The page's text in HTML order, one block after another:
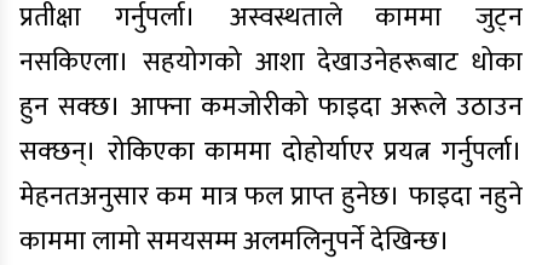
प्रतीक्षा गर्नुपर्ला। अस्वस्थताले काममा जुट्न
नसकिएला। सहयोगको आशा देखाउनेहरूबाट धोका
हुन सक्छ। आफ्ना कमजोरीको फाइदा अरूले उठाउन
सक्छन्। रोकिएका काममा दोहोर्याएर प्रयत्न गर्नुपर्ला।
मेहनतअनुसार कम मात्र फल प्राप्त हुनेछ। फाइदा नहुने
काममा लामो समयसम्म अलमलिनुपर्ने देखिन्छ।